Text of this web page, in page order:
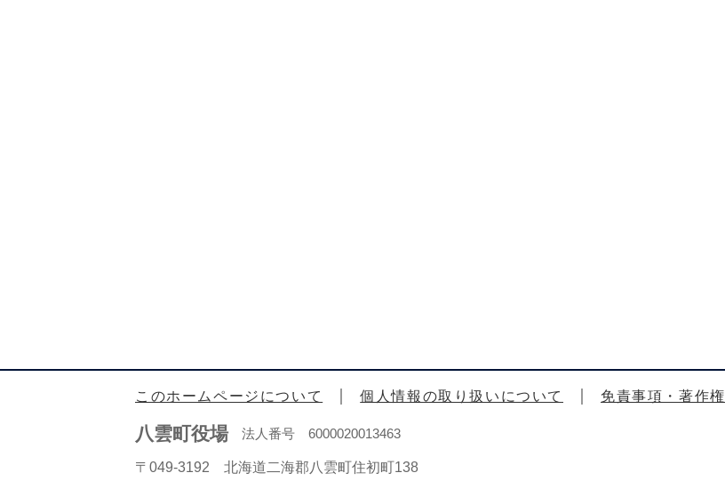
このホームページについて 個人情報の取り扱いについて 免責事項・著作権
八雲町役場法人番号 6000020013463
〒049-3192 北海道二海郡八雲町住初町138